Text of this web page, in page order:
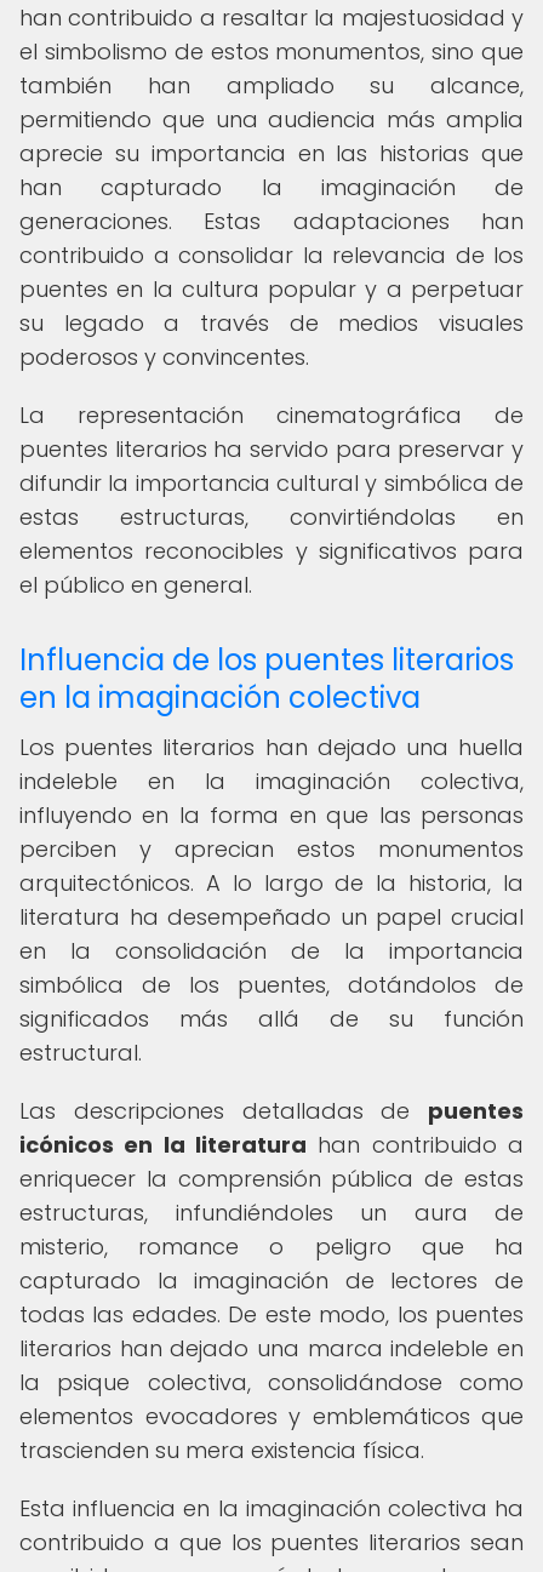
han contribuido a resaltar la majestuosidad y
el simbolismo de estos monumentos, sino que
también han ampliado su alcance,
permitiendo que una audiencia más amplia
aprecie su importancia en las historias que
han capturado la imaginación de
generaciones. Estas adaptaciones han
contribuido a consolidar la relevancia de los
puentes en la cultura popular y a perpetuar
su legado a través de medios visuales
poderosos y convincentes.
La representación cinematográfica de
puentes literarios ha servido para preservar y
difundir la importancia cultural y simbólica de
estas estructuras, convirtiéndolas en
elementos reconocibles y significativos para
el público en general.
Influencia de los puentes literarios
en la imaginación colectiva
Los puentes literarios han dejado una huella
indeleble en la imaginación colectiva,
influyendo en la forma en que las personas
perciben y aprecian estos monumentos
arquitectónicos. A lo largo de la historia, la
literatura ha desempeñado un papel crucial
en la consolidación de la importancia
simbólica de los puentes, dotándolos de
significados más allá de su función
estructural.
Las descripciones detalladas de puentes
icónicos en la literatura han contribuido a
enriquecer la comprensión pública de estas
estructuras, infundiéndoles un aura de
misterio, romance o peligro que ha
capturado la imaginación de lectores de
todas las edades. De este modo, los puentes
literarios han dejado una marca indeleble en
la psique colectiva, consolidándose como
elementos evocadores y emblemáticos que
trascienden su mera existencia física.
Esta influencia en la imaginación colectiva ha
contribuido a que los puentes literarios sean